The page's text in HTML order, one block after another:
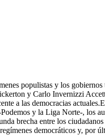
populistas y los
y Carlo Invernizzi
a las democracias
y la Liga Norte-, los
brecha entre los
democráticos y, por